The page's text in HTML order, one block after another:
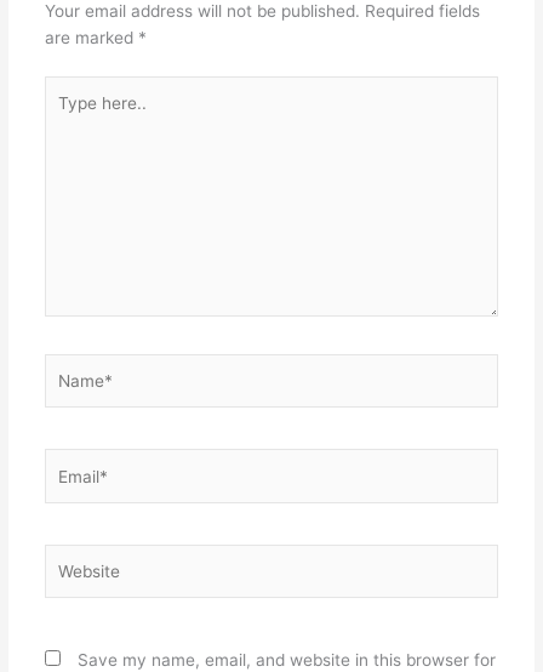
Your email address will not be published. Required fields
are marked *
here..
Save my name, email, and website in this browser for